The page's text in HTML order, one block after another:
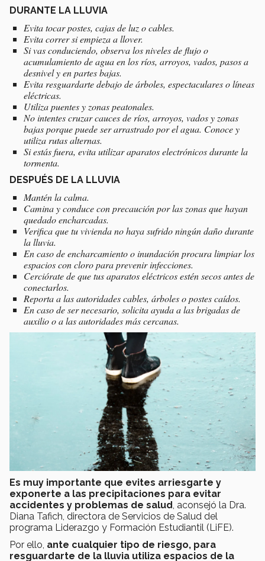
DURANTE LA LLUVIA
Evita tocar postes, cajas de luz o cables.
Evita correr si empieza a llover.
Si vas conduciendo, observa los niveles de flujo o
acumulamiento de agua en los ríos, arroyos, vados, pasos a
desnivel y en partes bajas.
Evita resguardarte debajo de árboles, espectaculares o líneas
eléctricas.
Utiliza puentes y zonas peatonales.
No intentes cruzar cauces de ríos, arroyos, vados y zonas
bajas porque puede ser arrastrado por el agua. Conoce y
utiliza rutas alternas.
Si estás fuera, evita utilizar aparatos electrónicos durante la
tormenta.
DESPUÉS DE LA LLUVIA
Mantén la calma.
Camina y conduce con precaución por las zonas que hayan
quedado encharcadas.
Verifica que tu vivienda no haya sufrido ningún daño durante
la lluvia.
En caso de encharcamiento o inundación procura limpiar los
espacios con cloro para prevenir infecciones.
Cerciórate de que tus aparatos eléctricos estén secos antes de
conectarlos.
Reporta a las autoridades cables, árboles o postes caídos.
En caso de ser necesario, solicita ayuda a las brigadas de
auxilio o a las autoridades más cercanas.
Es muy importante que evites arriesgarte y
exponerte a las precipitaciones para evitar
accidentes y problemas de salud , aconsejó la Dra.
Diana Tafich, directora de Servicios de Salud del
programa Liderazgo y Formación Estudiantil (LiFE).
Por ello, ante cualquier tipo de riesgo, para
resguardarte de la lluvia utiliza espacios de la